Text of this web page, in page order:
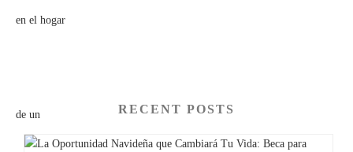
RECENT POSTS